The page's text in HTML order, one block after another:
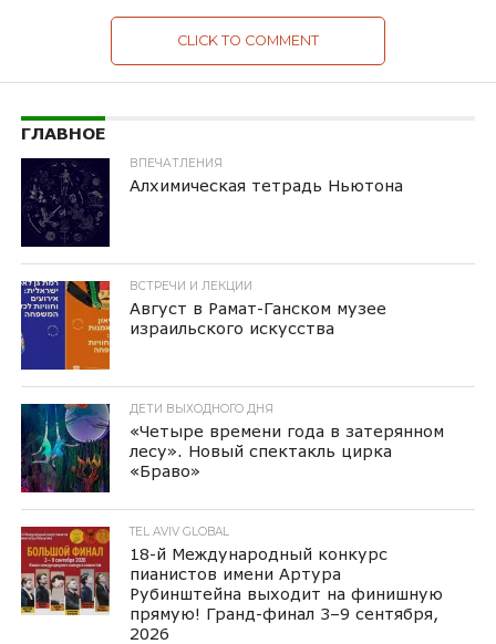
CLICK TO COMMENT
ГЛАВНОЕ
ВПЕЧАТЛЕНИЯ
Алхимическая тетрадь Ньютона
ВСТРЕЧИ И ЛЕКЦИИ
Август в Рамат-Ганском музее
израильского искусства
ДЕТИ ВЫХОДНОГО ДНЯ
«Четыре времени года в затерянном
лесу». Новый спектакль цирка
«Браво»
TEL AVIV GLOBAL
18-й Международный конкурс
пианистов имени Артура
Рубинштейна выходит на финишную
прямую! Гранд-финал 3–9 сентября,
2026